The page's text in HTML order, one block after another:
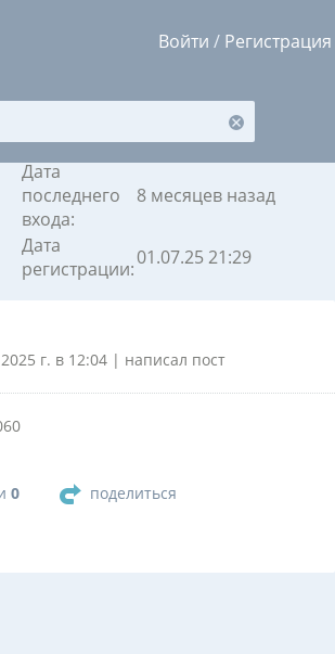
Войти / Регистрация
Галина
Дата
последнего
входа:
8 месяцев назад
Дата
регистрации:01.07.25 21:29
г. в 12:04 | написал пост
0 поделиться